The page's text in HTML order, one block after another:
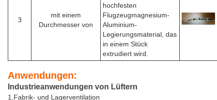
3
mit einem
Durchmesser von
hochfesten
Flugzeugmagnesium-
Aluminium-
Legierungsmaterial, das
in einem Stück
extrudiert wird.
Anwendungen:
Industrieanwendungen von Lüftern
1,Fabrik- und Lagerventilation